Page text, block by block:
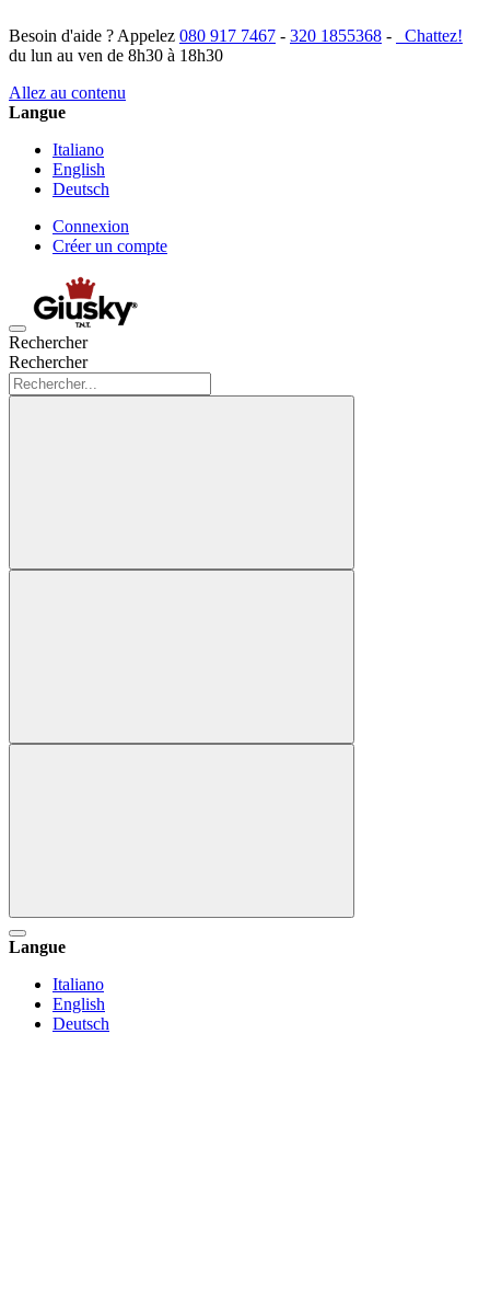
Besoin d'aide ? Appelez 080 917 7467 - 320 1855368 -
Chattez!
du lun au ven de 8h30 à 18h30
Allez au contenu
Langue
Italiano
English
Deutsch
Connexion
Créer un compte
Rechercher
Rechercher
Langue
Italiano
English
Deutsch